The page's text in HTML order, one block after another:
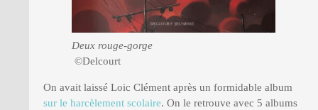
Deux rouge-gorge
©Delcourt
On avait laissé Loic Clément après un formidable album
sur le harcèlement scolaire. On le retrouve avec 5 albums